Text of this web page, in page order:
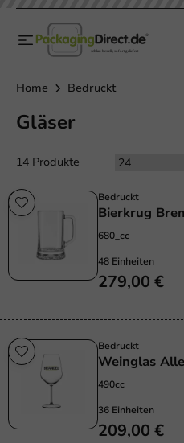
Home Bedruckt
Gläser
14 Produkte
Bedruckt
Bierkrug
680_cc
48 Einheiten
279,00 €
Bedruckt
Weinglas
490cc
36 Einheiten
209,00 €